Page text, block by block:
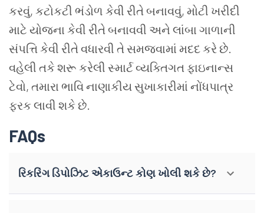
કરવું, કટોકટી ભંડોળ કેવી રીતે બનાવવું, મોટી ખરીદી
માટે યોજના કેવી રીતે બનાવવી અને લાંબા ગાળાની
સંપત્તિ કેવી રીતે વધારવી તે સમજવામાં મદદ કરે છે.
વહેલી તકે શરૂ કરેલી સ્માર્ટ વ્યક્તિગત ફાઇનાન્સ
ટેવો, તમારા ભાવિ નાણાકીય સુખાકારીમાં નોંધપાત્ર
ફરક લાવી શકે છે.
FAQs
રિકરિંગ ડિપોઝિટ એકાઉન્ટ કોણ ખોલી શકે છે?